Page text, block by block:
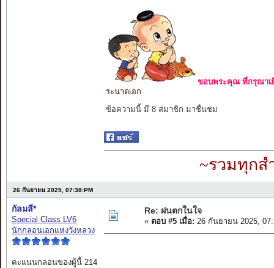
ขอบพระคุณ ที่กรุณาเ
ระนาดเอก
ข้อความนี้ มี 8 สมาชิก มาชื่นชม
~รวมทุกส
26 กันยายน 2025, 07:38:PM
กัลมลี*
Special Class LV6
นักกลอนเอกแห่งวังหลวง
คะแนนกลอนของผู้นี้ 214
Re: ฝนตกในใจ
« ตอบ #5 เมื่อ: 26 กันยายน 2025,